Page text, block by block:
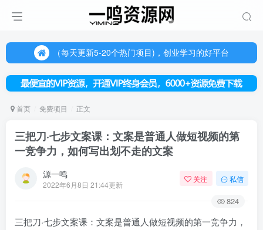
（每天更新5-20个热门项目)，创业学习的好平台
（每天更新5-20个热门项目)，创业学习的好平台
欢迎访问一鸣资源网，本站汇集数千网创课程和项目
首页 免费项目 正文
三把刀·七步文案课：文案是普通人做短视频的第
一竞争力，如何写出划不走的文案
源一鸣
2022年6月8日 21:44更新
关注 私信
824
三把刀·七步文案课：文案是普通人做短视频的第一竞争力，